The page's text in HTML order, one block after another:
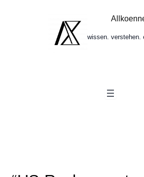
wissen. verstehen.